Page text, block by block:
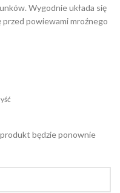
Wygodnie układa się
przed powiewami mroźnego
będzie ponownie